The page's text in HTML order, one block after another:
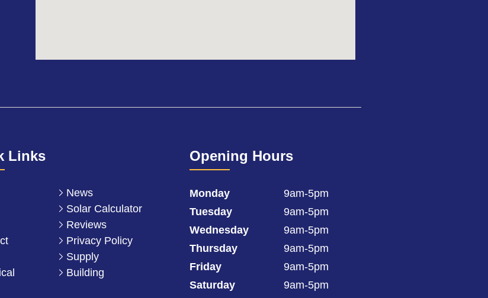
Links
News
Solar Calculator
Reviews
Privacy Policy
Supply
Building
Opening Hours
Monday
9am-5pm
Tuesday
9am-5pm
Wednesday
9am-5pm
Thursday
9am-5pm
Friday
9am-5pm
Saturday
9am-5pm